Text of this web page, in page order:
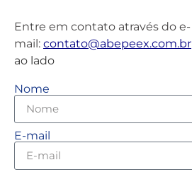
Entre em contato através do e-
mail: contato@abepeex.com.br
ao lado
Nome
E-mail